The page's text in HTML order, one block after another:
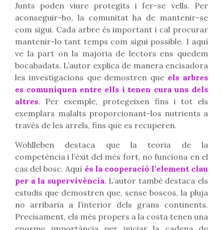
Junts poden viure protegits i fer-se vells. Per
aconseguir-ho, la comunitat ha de mantenir-se
com sigui. Cada arbre és important i cal procurar
mantenir-lo tant temps com sigui possible. I aquí
ve la part on la majoria de lectors ens quedem
bocabadats. L’autor explica de manera encisadora
les investigacions que demostren que els arbres
es comuniquen entre ells i tenen cura uns dels
altres. Per exemple, protegeixen fins i tot els
exemplars malalts proporcionant-los nutrients a
través de les arrels, fins que es recuperen.
Wohlleben destaca que la teoria de la
competència i l’èxit del més fort, no funciona en el
cas del bosc. Aquí és la cooperació l’element clau
per a la supervivència. L’autor també destaca els
estudis que demostren que, sense boscos, la pluja
no arribaria a l’interior dels grans continents.
Precisament, els més propers a la costa tenen una